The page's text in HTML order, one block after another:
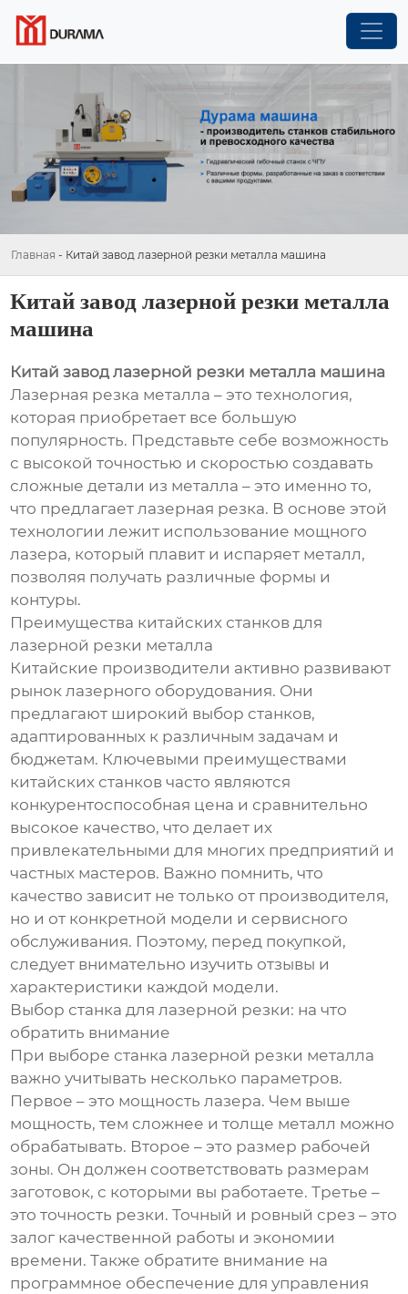
Главная - Китай завод лазерной резки металла машина
Китай завод лазерной резки металла
машина
Китай завод лазерной резки металла машина
Лазерная резка металла – это технология,
которая приобретает все большую
популярность. Представьте себе возможность
с высокой точностью и скоростью создавать
сложные детали из металла – это именно то,
что предлагает лазерная резка. В основе этой
технологии лежит использование мощного
лазера, который плавит и испаряет металл,
позволяя получать различные формы и
контуры.
Преимущества китайских станков для
лазерной резки металла
Китайские производители активно развивают
рынок лазерного оборудования. Они
предлагают широкий выбор станков,
адаптированных к различным задачам и
бюджетам. Ключевыми преимуществами
китайских станков часто являются
конкурентоспособная цена и сравнительно
высокое качество, что делает их
привлекательными для многих предприятий и
частных мастеров. Важно помнить, что
качество зависит не только от производителя,
но и от конкретной модели и сервисного
обслуживания. Поэтому, перед покупкой,
следует внимательно изучить отзывы и
характеристики каждой модели.
Выбор станка для лазерной резки: на что
обратить внимание
При выборе станка лазерной резки металла
важно учитывать несколько параметров.
Первое – это мощность лазера. Чем выше
мощность, тем сложнее и толще металл можно
обрабатывать. Второе – это размер рабочей
зоны. Он должен соответствовать размерам
заготовок, с которыми вы работаете. Третье –
это точность резки. Точный и ровный срез – это
залог качественной работы и экономии
времени. Также обратите внимание на
программное обеспечение для управления